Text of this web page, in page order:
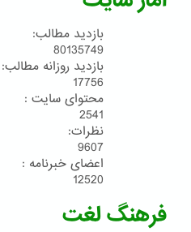
بازدید مطالب:
80135749
بازدید روزانه مطالب:
17756
محتوای سایت :
2541
نظرات:
9607
اعضای خبرنامه :
12520
فرهنگ لغت